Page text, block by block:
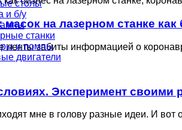
столы
и б/у
станки
и помпы
двигатели
на лазерном станке как
ленты забиты информацией о
Эксперимент своими
мне в голову разные идеи. И